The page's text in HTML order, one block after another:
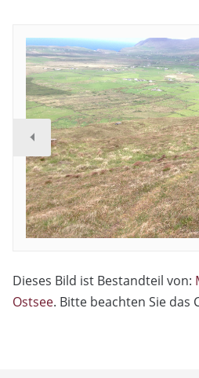
Dieses Bild ist Bestandteil von:
Ostsee. Bitte beachten Sie das